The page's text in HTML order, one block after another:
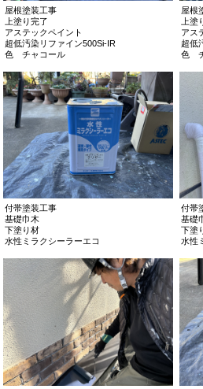
屋根塗装工事
上塗り完了
アステックペイント
超低汚染リファイン500Si-IR
色 チャコール
屋根
上塗
アス
超低
色
付帯塗装工事
基礎巾木
下塗り材
水性ミラクシーラーエコ
付帯
基礎
下塗
水性